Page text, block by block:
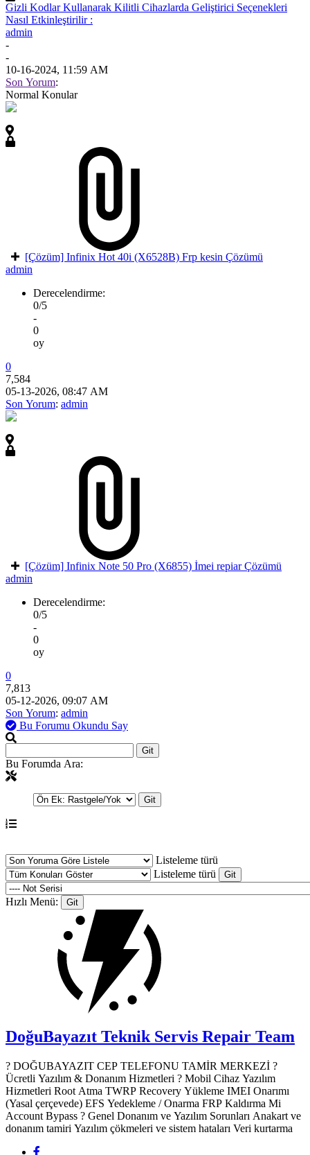
Gizli Kodlar Kullanarak Kilitli Cihazlarda Geliştirici Seçenekleri
Nasıl Etkinleştirilir :
admin
-
-
10-16-2024, 11:59 AM
Son Yorum:
Normal Konular
[Çözüm] Infinix Hot 40i (X6528B) Frp kesin Çözümü
admin
Derecelendirme:
0/5
-
0
oy
0
7,584
05-13-2026, 08:47 AM
Son Yorum: admin
[Çözüm] Infinix Note 50 Pro (X6855) İmei repiar Çözümü
admin
Derecelendirme:
0/5
-
0
oy
0
7,813
05-12-2026, 09:07 AM
Son Yorum: admin
Bu Forumu Okundu Say
Bu Forumda Ara:
Listeleme türü
Listeleme türü
Hızlı Menü:
DoğuBayazıt Teknik Servis Repair Team
? DOĞUBAYAZIT CEP TELEFONU TAMİR MERKEZİ ?️
Ücretli Yazılım & Donanım Hizmetleri ? Mobil Cihaz Yazılım
Hizmetleri Root Atma TWRP Recovery Yükleme IMEI Onarımı
(Yasal çerçevede) EFS Yedekleme / Onarma FRP Kaldırma Mi
Account Bypass ? Genel Donanım ve Yazılım Sorunları Anakart ve
donanım tamiri Yazılım çökmeleri ve sistem hataları Veri kurtarma